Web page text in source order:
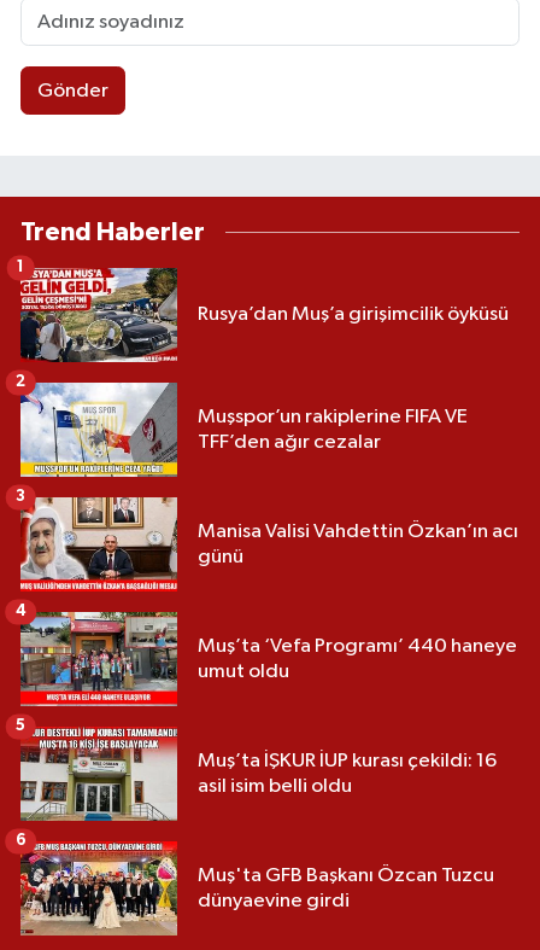
Gönder
Trend Haberler
Rusya’dan Muş’a girişimcilik öyküsü
1
Muşspor’un rakiplerine FIFA VE
TFF’den ağır cezalar
2
Manisa Valisi Vahdettin Özkan’ın acı
günü
3
Muş’ta ‘Vefa Programı’ 440 haneye
umut oldu
4
Muş’ta İŞKUR İUP kurası çekildi: 16
asil isim belli oldu
5
Muş'ta GFB Başkanı Özcan Tuzcu
dünyaevine girdi
6